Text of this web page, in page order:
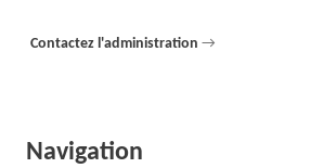
Contactez l'administration →
Navigation